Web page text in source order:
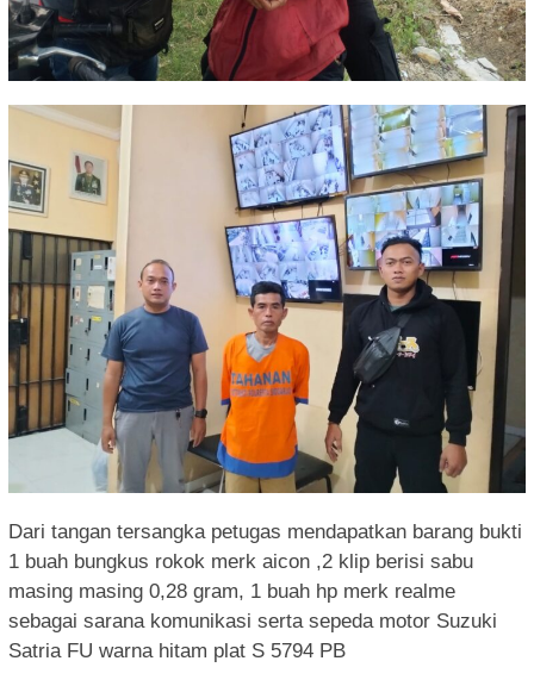
Dari tangan tersangka petugas mendapatkan barang bukti
1 buah bungkus rokok merk aicon ,2 klip berisi sabu
masing masing 0,28 gram, 1 buah hp merk realme
sebagai sarana komunikasi serta sepeda motor Suzuki
Satria FU warna hitam plat S 5794 PB